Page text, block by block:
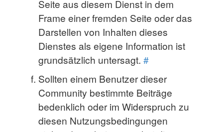
Seite aus diesem Dienst in dem
Frame einer fremden Seite oder das
Darstellen von Inhalten dieses
Dienstes als eigene Information ist
grundsätzlich untersagt. #
Sollten einem Benutzer dieser
Community bestimmte Beiträge
bedenklich oder im Widerspruch zu
diesen Nutzungsbedingungen